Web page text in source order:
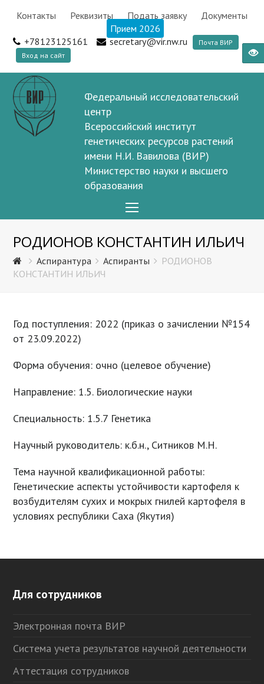
Контакты Реквизиты Подать заявку
Документы
Прием 2026
+78123125161
secretary@vir.nw.ru
Почта ВИР
Вход на сайт
Федеральный исследовательский
центр
Всероссийский институт
генетических ресурсов растений
имени Н.И. Вавилова (ВИР)
Министерство науки и высшего
образования
Menu
РОДИОНОВ КОНСТАНТИН ИЛЬИЧ
Аспирантура Аспиранты
РОДИОНОВ
КОНСТАНТИН ИЛЬИЧ
Год поступления: 2022 (приказ о зачислении №154
от 23.09.2022)
Форма обучения: очно (целевое обучение)
Направление: 1.5. Биологические науки
Специальность: 1.5.7 Генетика
Научный руководитель: к.б.н., Ситников М.Н.
Тема научной квалификационной работы:
Генетические аспекты устойчивости картофеля к
возбудителям сухих и мокрых гнилей картофеля в
условиях республики Саха (Якутия)
Для сотрудников
Электронная почта ВИР
Система учета результатов научной деятельности
Аттестация сотрудников